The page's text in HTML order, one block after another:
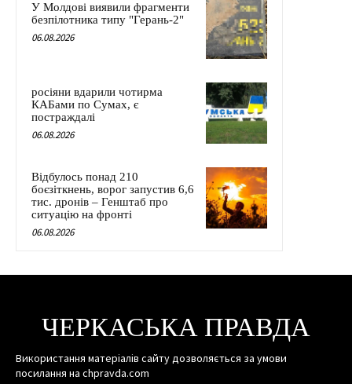
У Молдові виявили фрагменти
безпілотника типу "Герань-2"
06.08.2026
росіяни вдарили чотирма
КАБами по Сумах, є
постраждалі
06.08.2026
Відбулось понад 210
боєзіткнень, ворог запустив 6,6
тис. дронів – Генштаб про
ситуацію на фронті
06.08.2026
ЧЕРКАСЬКА ПРАВДА
Використання матеріалів сайту дозволяється за умови
посилання на chpravda.com